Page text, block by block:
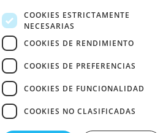
FRIDAY
CONTACTO
COOKIES ESTRICTAMENTE
NECESARIAS
COOKIES DE RENDIMIENTO
COOKIES DE PREFERENCIAS
COOKIES DE FUNCIONALIDAD
COOKIES NO CLASIFICADAS